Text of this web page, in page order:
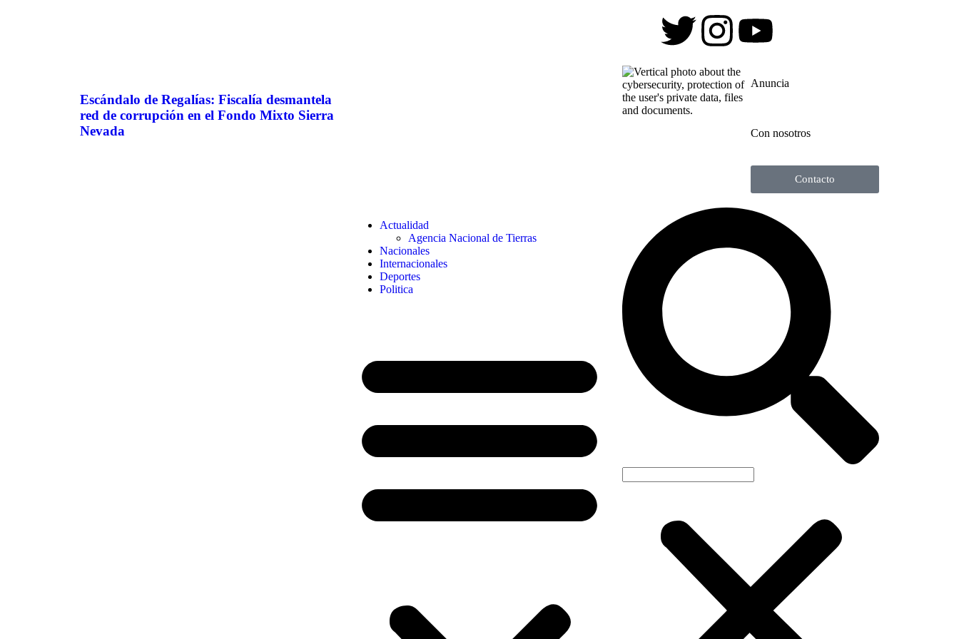
Escándalo de Regalías: Fiscalía desmantela
red de corrupción en el Fondo Mixto Sierra
Nevada
Anuncia
Con nosotros
Contacto
Actualidad
Agencia Nacional de Tierras
Nacionales
Internacionales
Deportes
Politica